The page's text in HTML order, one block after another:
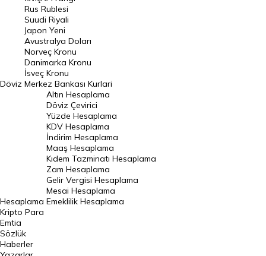
Riyal Kuru
Avustralya Doları
Danimarka Kronu Kuru
Kanada Doları Kuru
Norveç Kronu Kuru
İsveç Kronu Kuru
Japon Yeni Kuru
Serbest Piyasa Döviz Kurları
Merkez Bankası Döviz Kurları
Altın Fiyatları
Gram Altın Fiyatı
Çeyrek Altın Fiyatı
Döviz
Rus Rublesi
Suudi Riyali
Japon Yeni
Avustralya Doları
Norveç Kronu
Danimarka Kronu
İsveç Kronu
Merkez Bankası Kurlari
Hesaplama
Altın Hesaplama
Döviz Çevirici
Yüzde Hesaplama
KDV Hesaplama
İndirim Hesaplama
Maaş Hesaplama
Kıdem Tazminatı Hesaplama
Zam Hesaplama
Gelir Vergisi Hesaplama
Mesai Hesaplama
Emeklilik Hesaplama
Kripto Para
Emtia
Sözlük
Haberler